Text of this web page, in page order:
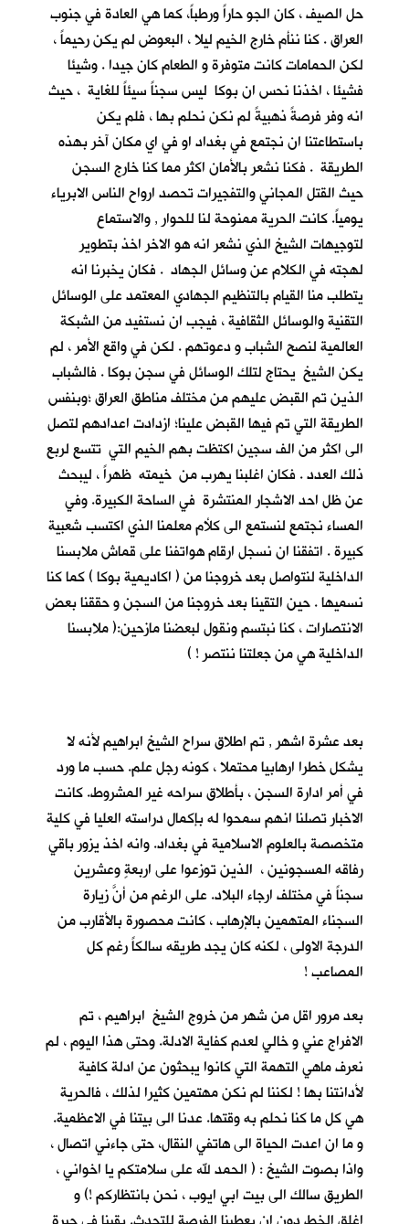
حل الصيف ، كان الجو حاراً ورطباً، كما هي العادة في جنوب
العراق . كنا ننأم خارج الخيم ليلا ، البعوض لم يكن رحيماً ،
لكن الحمامات كانت متوفرة و الطعام كان جيدا . وشيئا
فشيئا ، اخذنا نحس ان بوكا ليس سجناً سيئاً للغاية ، حيث
انه وفر فرصةً ذهبيةً لم نكن نحلم بها ، فلم يكن
باستطاعتنا ان نجتمع في بغداد او في اي مكان آخر بهذه
الطريقة . فكنا نشعر بالأمان اكثر مما كنا خارج السجن
حيث القتل المجاني والتفجيرات تحصد ارواح الناس الابرياء
يومياً. كانت الحرية ممنوحة لنا للحوار , والاستماع
لتوجيهات الشيخ الذي نشعر انه هو الاخر اخذ بتطوير
لهجته في الكلام عن وسائل الجهاد . فكان يخبرنا انه
يتطلب منا القيام بالتنظيم الجهادي المعتمد على الوسائل
التقنية والوسائل الثقافية ، فيجب ان نستفيد من الشبكة
العالمية لنصح الشباب و دعوتهم . لكن في واقع الأمر ، لم
يكن الشيخ يحتاج لتلك الوسائل في سجن بوكا . فالشباب
الذين تم القبض عليهم من مختلف مناطق العراق ؛وبنفس
الطريقة التي تم فيها القبض علينا؛ ازدادت اعدادهم لتصل
الى اكثر من الف سجين اكتظت بهم الخيم التي تتسع لربع
ذلك العدد . فكان اغلبنا يهرب من خيمته ظهراً ، ليبحث
عن ظل احد الاشجار المنتشرة في الساحة الكبيرة. وفي
المساء نجتمع لنستمع الى كلأم معلمنا الذي اكتسب شعبية
كبيرة . اتفقنا ان نسجل ارقام هواتفنا على قماش ملابسنا
الداخلية لنتواصل بعد خروجنا من ( اكاديمية بوكا ) كما كنا
نسميها . حين التقينا بعد خروجنا من السجن و حققنا بعض
الانتصارات ، كنا نبتسم ونقول لبعضنا مازحين:( ملابسنا
الداخلية هي من جعلتنا ننتصر ! )
بعد عشرة اشهر , تم اطلاق سراح الشيخ ابراهيم لأنه لا
يشكل خطرا ارهابيا محتملا ، كونه رجل علم. حسب ما ورد
في أمر ادارة السجن ، بأطلاق سراحه غير المشروط. كانت
الاخبار تصلنا انهم سمحوا له بإكمال دراسته العليا في كلية
متخصصة بالعلوم الاسلامية في بغداد. وانه اخذ يزور باقي
رفاقه المسجونين ، الذين توزعوا على اربعةٍ وعشرين
سجناً في مختلف ارجاء البلاد. على الرغم من أنَّ زيارة
السجناء المتهمين بالإرهاب ، كانت محصورة بالأقارب من
الدرجة الاولى ، لكنه كان يجد طريقه سالكاً رغم كل
المصاعب !
بعد مرور اقل من شهر من خروج الشيخ ابراهيم ، تم
الافراج عني و خالي لعدم كفاية الادلة. وحتى هذا اليوم ، لم
نعرف ماهي التهمة التي كانوا يبحثون عن ادلة كافية
لأدانتنا بها ! لكننا لم نكن مهتمين كثيرا لذلك ، فالحرية
هي كل ما كنا نحلم به وقتها. عدنا الى بيتنا في الاعظمية.
و ما ان اعدت الحياة الى هاتفي النقال، حتى جاءني اتصال ،
واذا بصوت الشيخ : ( الحمد لله على سلامتكم يا اخواني ،
الطريق سالك الى بيت ابي ايوب ، نحن بانتظاركم !) و